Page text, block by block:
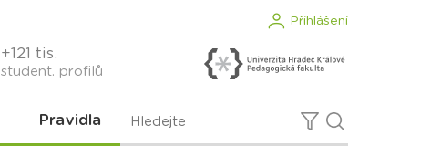
Přihlášení
+121 tis.
student. profilů
Pravidla